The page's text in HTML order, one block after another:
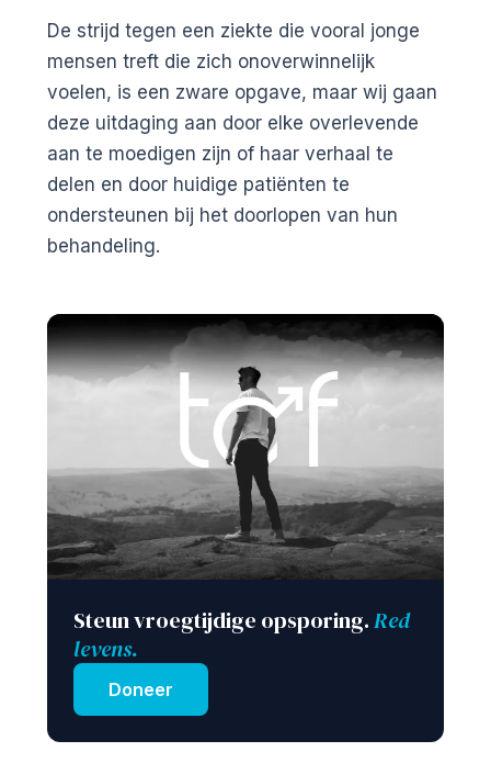
De strijd tegen een ziekte die vooral jonge
mensen treft die zich onoverwinnelijk
voelen, is een zware opgave, maar wij gaan
deze uitdaging aan door elke overlevende
aan te moedigen zijn of haar verhaal te
delen en door huidige patiënten te
ondersteunen bij het doorlopen van hun
behandeling.
Steun vroegtijdige opsporing.Red
levens.
Doneer